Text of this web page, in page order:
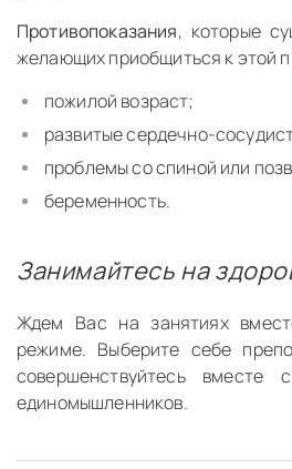
Противопоказания, которые
желающих приобщиться к этой
пожилой возраст;
развитые сердечно-
проблемы со спиной или
беременность.
Занимайтесь на
Ждем Вас на занятиях
режиме. Выберите себе
совершенствуйтесь вместе
единомышленников.